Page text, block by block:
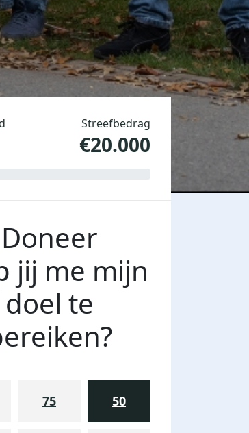
Streefbedrag
€20.000
Doneer
jij me mijn
doel te
75 50